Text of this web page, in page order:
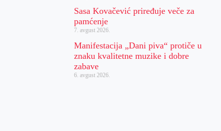
Sasa Kovačević priređuje veče za
pamćenje
7. avgust 2026.
Manifestacija „Dani piva“ protiče u
znaku kvalitetne muzike i dobre
zabave
6. avgust 2026.